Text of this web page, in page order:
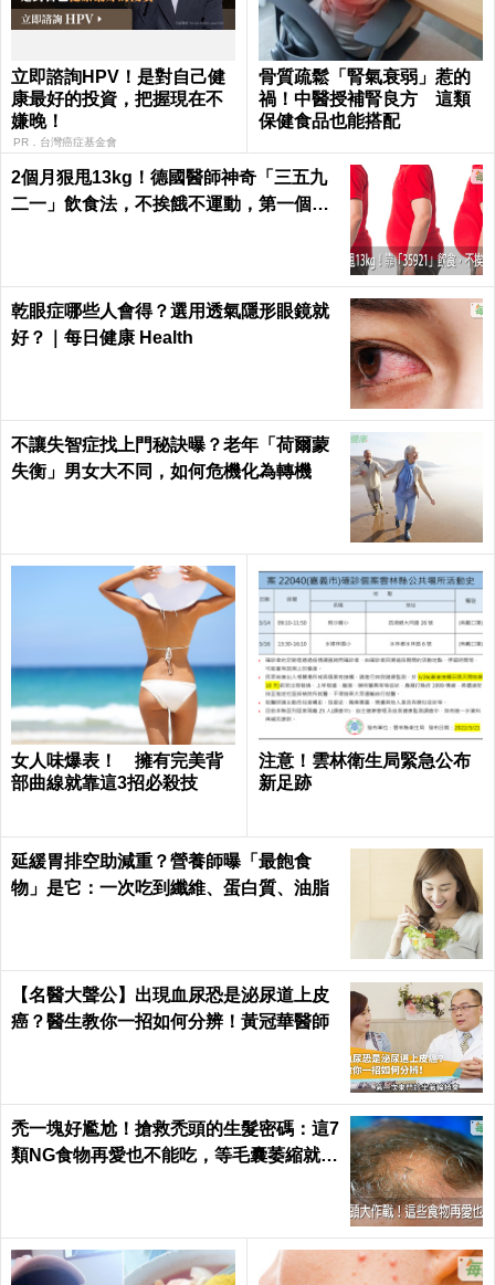
立即諮詢HPV！是對自己健
康最好的投資，把握現在不
嫌晚！
PR．台灣癌症基金會
骨質疏鬆「腎氣衰弱」惹的
禍！中醫授補腎良方 這類
保健食品也能搭配
2個月狠甩13kg！德國醫師神奇「三五九
二一」飲食法，不挨餓不運動，第一個月
乾眼症哪些人會得？選用透氣隱形眼鏡就
好？｜每日健康 Health
不讓失智症找上門秘訣曝？老年「荷爾蒙
失衡」男女大不同，如何危機化為轉機
女人味爆表！ 擁有完美背
部曲線就靠這3招必殺技
注意！雲林衛生局緊急公布
新足跡
延緩胃排空助減重？營養師曝「最飽食
物」是它：一次吃到纖維、蛋白質、油脂
【名醫大聲公】出現血尿恐是泌尿道上皮
癌？醫生教你一招如何分辨！黃冠華醫師
禿一塊好尷尬！搶救禿頭的生髮密碼：這7
類NG食物再愛也不能吃，等毛囊萎縮就來